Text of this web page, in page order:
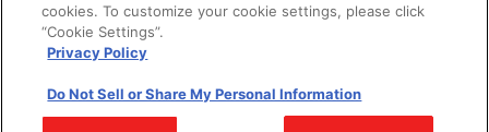
※本サイトでは、一部のサービスをご利用いただくために付与設定等を行っ
たCookie情報を使用しています。
しくは
プライバシーポリシー
cookies. To customize your cookie settings, please click
“Cookie Settings”.
Privacy Policy
Do Not Sell or Share My Personal Information